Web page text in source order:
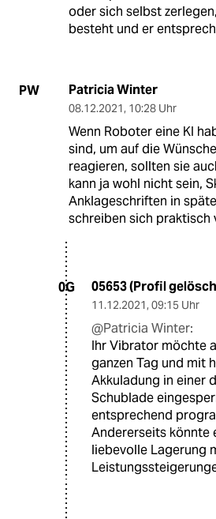
oder sich selbst
besteht und er
PW Patricia Winter
08.12.2021, 10:28 Uhr
Wenn Roboter eine KI
sind, um auf die
reagieren, sollten sie
kann ja wohl nicht sein,
Anklageschriften in
schreiben sich praktisch
0G 05653 (Profil
11.12.2021, 09:15 Uhr
@Patricia Winter:
Ihr Vibrator möchte
ganzen Tag und mit
Akkuladung in einer
Schublade
entsprechend
Andererseits könnte
liebevolle Lagerung